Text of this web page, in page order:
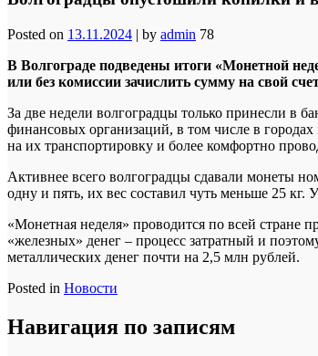
Posted on 13.11.2024 | by admin 78
В Волгограде подведены итоги «Монетной
или без комиссии зачислить сумму на свой
За две недели волгоградцы только принесли в
финансовых организаций, в том числе в
на их транспортировку и более комфортно
Активнее всего волгоградцы сдавали монеты
одну и пять, их вес составил чуть меньше 25
«Монетная неделя» проводится по всей
«железных» денег – процесс затратный и
металлических денег почти на 2,5 млн рублей.
Posted in Новости
Навигация по записям